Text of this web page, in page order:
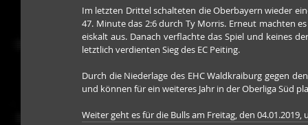
Im letzten Drittel schalteten die Oberbayern wieder
47. Minute das 2:6 durch Ty Morris. Erneut machten
eiskalt aus. Danach verflachte das Spiel und keines
letztlich verdienten Sieg des EC Peiting.
Durch die Niederlage des EHC Waldkraiburg gegen
und können für ein weiteres Jahr in der Oberliga Süd
Weiter geht es für die Bulls am Freitag, den